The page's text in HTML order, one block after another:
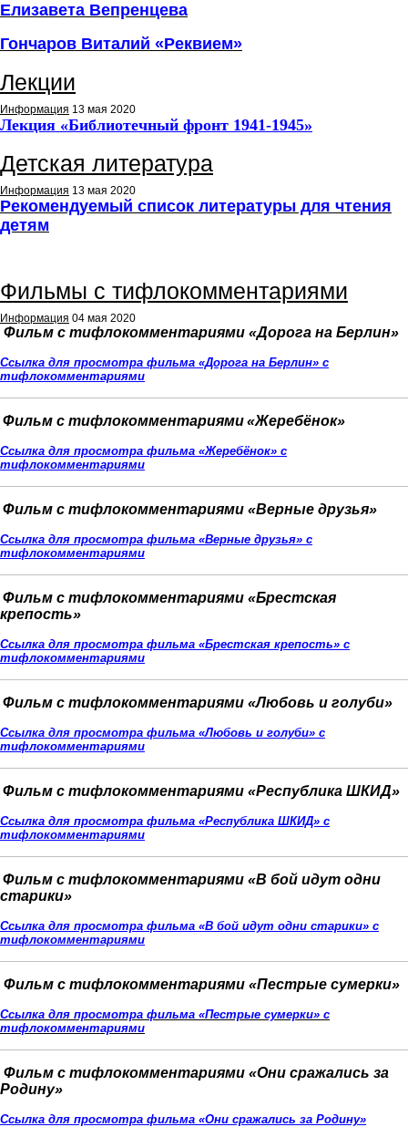
Елизавета Вепренцева
Гончаров Виталий «Реквием»
Лекции
Информация 13 мая 2020
Лекция «Библиотечный фронт 1941-1945»
Детская литература
Информация 13 мая 2020
Рекомендуемый список литературы для чтения
детям
Фильмы с тифлокомментариями
Информация 04 мая 2020
Фильм с тифлокомментариями «Дорога на Берлин»
Ссылка для просмотра фильма «Дорога на Берлин» с
тифлокомментариями
Фильм с тифлокомментариями«Жеребёнок»
Ссылка для просмотра фильма «Жеребёнок» с
тифлокомментариями
Фильм с тифлокомментариями «Верные друзья»
Ссылка для просмотра фильма «Верные друзья» с
тифлокомментариями
Фильм с тифлокомментариями «Брестская
крепость»
Ссылка для просмотра фильма «Брестская крепость» с
тифлокомментариями
Фильм с тифлокомментариями «Любовь и голуби»
Ссылка для просмотра фильма «Любовь и голуби» с
тифлокомментариями
Фильм с тифлокомментариями «Республика ШКИД»
Ссылка для просмотра фильма «Республика ШКИД» с
тифлокомментариями
Фильм с тифлокомментариями «В бой идут одни
старики»
Ссылка для просмотра фильма «В бой идут одни старики» с
тифлокомментариями
Фильм с тифлокомментариями «Пестрые сумерки»
Ссылка для просмотра фильма «Пестрые сумерки» с
тифлокомментариями
Фильм с тифлокомментариями «Они сражались за
Родину»
Ссылка для просмотра фильма «Они сражались за Родину»